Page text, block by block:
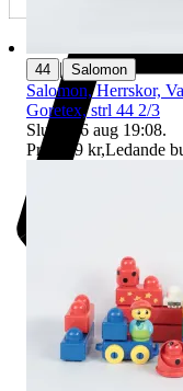
44 | Salomon
Salomon, Herrskor,
Goretex, strl 44 2/3
Sluttid
16 aug 19:08.
Pris:
249 kr,Ledande